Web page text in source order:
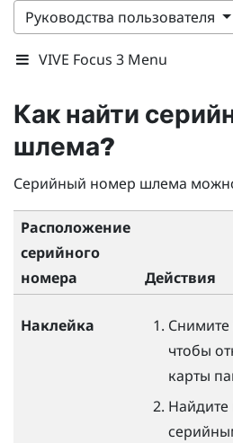
Руководства пользователя
VIVE Focus 3 Menu
Как найти
шлема?
Серийный номер шлема можно
Расположение
серийного
номера
Действия
Наклейка
Снимите
чтобы
карты
Найдите